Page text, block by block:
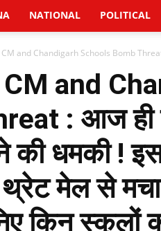
NATIONAL POLITICAL
and Chandigarh Schools Bomb
and
: आज
धमकी ! इस
थ्रेट मेल से
किन स्कूलों